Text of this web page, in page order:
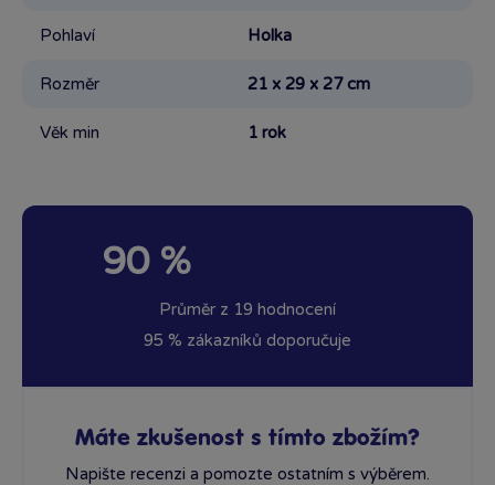
Pohlaví Holka
Rozměr 21 x 29 x 27 cm
Věk min 1 rok
90 %
Průměr z 19 hodnocení
95 % zákazníků doporučuje
Máte zkušenost s tímto zbožím?
Napište recenzi a pomozte ostatním s výběrem.